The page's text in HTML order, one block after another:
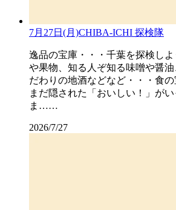
7月27日(月)CHIBA-ICHI 探検隊
逸品の宝庫・・・千葉を探検し
や果物、知る人ぞ知る味噌や醤
だわりの地酒などなど・・・食
まだ隠された「おいしい！」が
ま……
2026/7/27